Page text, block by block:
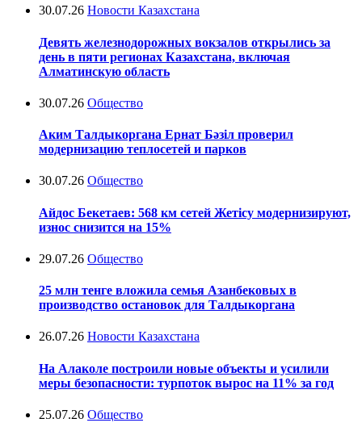
30.07.26 Новости Казахстана
Девять железнодорожных вокзалов открылись за
день в пяти регионах Казахстана, включая
Алматинскую область
30.07.26 Общество
Аким Талдыкоргана Ернат Бәзіл проверил
модернизацию теплосетей и парков
30.07.26 Общество
Айдос Бекетаев: 568 км сетей Жетісу модернизируют,
износ снизится на 15%
29.07.26 Общество
25 млн тенге вложила семья Азанбековых в
производство остановок для Талдыкоргана
26.07.26 Новости Казахстана
На Алаколе построили новые объекты и усилили
меры безопасности: турпоток вырос на 11% за год
25.07.26 Общество